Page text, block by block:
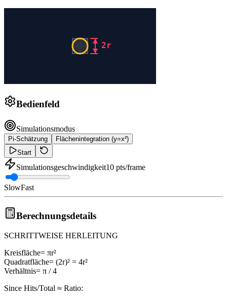
Bedienfeld
Simulationsmodus
Pi-Schätzung
Flächenintegration (y=x²)
Start
Simulationsgeschwindigkeit10 pts/frame
SlowFast
Berechnungsdetails
SCHRITTWEISE HERLEITUNG
Kreisfläche= πr²
Quadratfläche= (2r)² = 4r²
Verhältnis= π / 4
Since Hits/Total ≈ Ratio: